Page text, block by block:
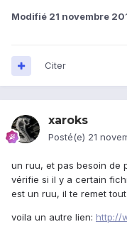
Modifié 21 novembre
Citer
xaroks
Posté(e) 21
un ruu, et pas besoin de
vérifie si il y a certain
est un ruu, il te remet
voila un autre lien: http://